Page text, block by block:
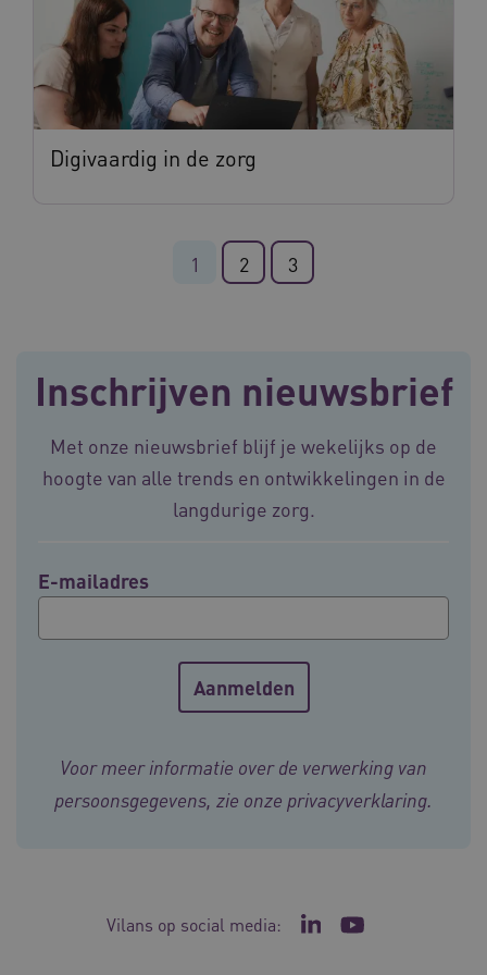
Digivaardig in de zorg
1 2 3
Inschrijven nieuwsbrief
Met onze nieuwsbrief blijf je wekelijks op de
hoogte van alle trends en ontwikkelingen in de
langdurige zorg.
E-mailadres
Voor meer informatie over de verwerking van
persoonsgegevens, zie onze privacyverklaring.
Vilans op social media: Ga naar de LinkedIn
Ga naar het
ARRAffinitySameSite
Microsoft
.vilans.nl
Sessie
CookieScriptConsent
CookieScript
11
FPLC .vilans.nl